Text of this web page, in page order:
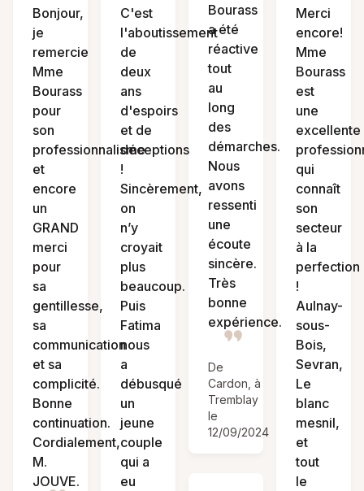
Bonjour,
je
remercie
Mme
Bourass
pour
son
professionnalisme
et
encore
un
GRAND
merci
pour
sa
gentillesse,
sa
communication
et sa
complicité.
Bonne
continuation.
Cordialement,
M.
JOUVE.
C'est
l'aboutissement
de
deux
ans
d'espoirs
et de
déceptions
!
Sincèrement,
on
n’y
croyait
plus
beaucoup.
Puis
Fatima
nous
a
débusqué
un
jeune
couple
qui a
eu
Bourass
a été
réactive
tout
au
long
des
démarches.
Nous
avons
ressenti
une
écoute
sincère.
Très
bonne
expérience.
De
Cardon, à
Tremblay
le
12/09/2024
Merci
encore!
Mme
Bourass
est
une
excellente
qui
connaît
son
secteur
à la
perfection
!
Aulnay-
sous-
Bois,
Sevran,
Le
blanc
mesnil,
et
tout
le